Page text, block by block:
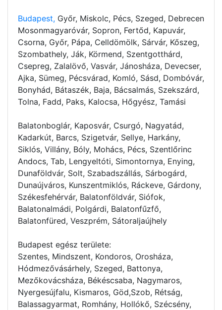
Budapest, Győr, Miskolc, Pécs, Szeged, Debrecen
Mosonmagyaróvár, Sopron, Fertőd, Kapuvár,
Csorna, Győr, Pápa, Celldömölk, Sárvár, Kőszeg,
Szombathely, Ják, Körmend, Szentgotthárd,
Csepreg, Zalalövő, Vasvár, Jánosháza, Devecser,
Ajka, Sümeg, Pécsvárad, Komló, Sásd, Dombóvár,
Bonyhád, Bátaszék, Baja, Bácsalmás, Szekszárd,
Tolna, Fadd, Paks, Kalocsa, Hőgyész, Tamási
Balatonboglár, Kaposvár, Csurgó, Nagyatád,
Kadarkút, Barcs, Szigetvár, Sellye, Harkány,
Siklós, Villány, Bóly, Mohács, Pécs, Szentlőrinc
Andocs, Tab, Lengyeltóti, Simontornya, Enying,
Dunaföldvár, Solt, Szabadszállás, Sárbogárd,
Dunaújváros, Kunszentmiklós, Ráckeve, Gárdony,
Székesfehérvár, Balatonföldvár, Siófok,
Balatonalmádi, Polgárdi, Balatonfűzfő,
Balatonfüred, Veszprém, Sátoraljaújhely
Budapest egész területe:
Szentes, Mindszent, Kondoros, Orosháza,
Hódmezővásárhely, Szeged, Battonya,
Mezőkovácsháza, Békéscsaba, Nagymaros,
Nyergesújfalu, Kismaros, Göd,Szob, Rétság,
Balassagyarmat, Romhány, Hollókő, Szécsény,